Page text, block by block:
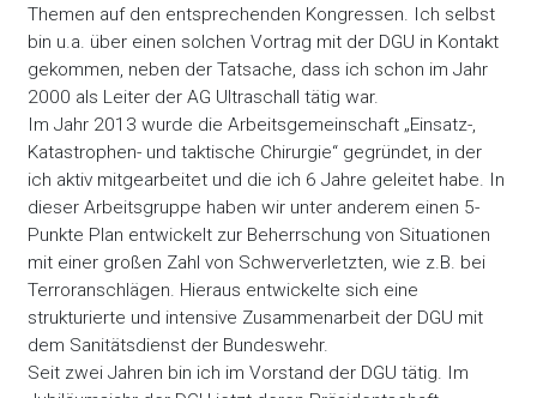
Themen auf den entsprechenden Kongressen. Ich selbst
bin u.a. über einen solchen Vortrag mit der DGU in Kontakt
gekommen, neben der Tatsache, dass ich schon im Jahr
2000 als Leiter der AG Ultraschall tätig war.
Im Jahr 2013 wurde die Arbeitsgemeinschaft „Einsatz-,
Katastrophen- und taktische Chirurgie“ gegründet, in der
ich aktiv mitgearbeitet und die ich 6 Jahre geleitet habe. In
dieser Arbeitsgruppe haben wir unter anderem einen 5-
Punkte Plan entwickelt zur Beherrschung von Situationen
mit einer großen Zahl von Schwerverletzten, wie z.B. bei
Terroranschlägen. Hieraus entwickelte sich eine
strukturierte und intensive Zusammenarbeit der DGU mit
dem Sanitätsdienst der Bundeswehr.
Seit zwei Jahren bin ich im Vorstand der DGU tätig. Im